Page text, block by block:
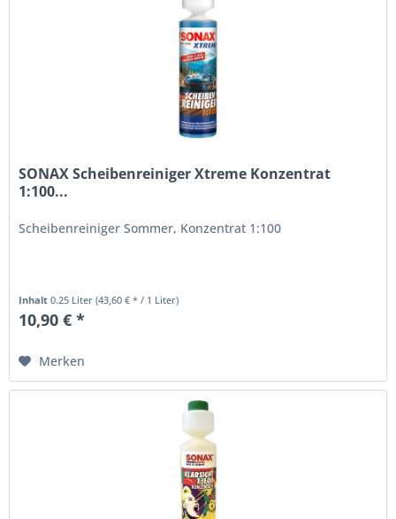
SONAX Scheibenreiniger Xtreme Konzentrat
1:100...
Scheibenreiniger Sommer, Konzentrat 1:100
Inhalt0.25 Liter(43,60 € * / 1 Liter)
10,90 € *
Merken